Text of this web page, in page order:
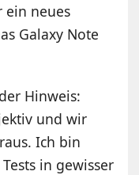
ein neues
Galaxy Note
Hinweis:
und wir
Ich bin
in gewisser